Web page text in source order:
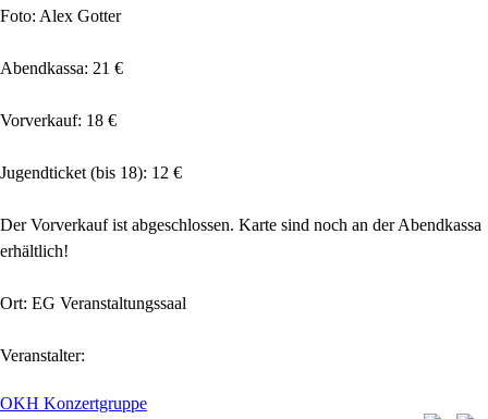
Foto: Alex Gotter
Abendkassa: 21 €
Vorverkauf: 18 €
Jugendticket (bis 18): 12 €
Der Vorverkauf ist abgeschlossen. Karte sind noch an der Abendkassa
erhältlich!
Ort: EG Veranstaltungssaal
Veranstalter:
OKH Konzertgruppe